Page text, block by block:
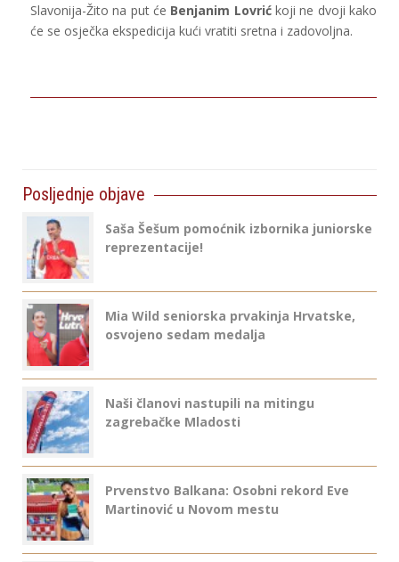
Slavonija-Žito na put će Benjanim Lovrićkoji ne dvoji kako
će se osječka ekspedicija kući vratiti sretna i zadovoljna.
Posljednje objave
Saša Šešum pomoćnik izbornika juniorske
reprezentacije!
Mia Wild seniorska prvakinja Hrvatske,
osvojeno sedam medalja
Naši članovi nastupili na mitingu
zagrebačke Mladosti
Prvenstvo Balkana: Osobni rekord Eve
Martinović u Novom mestu